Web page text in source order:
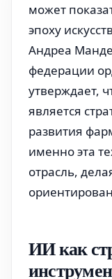
может
эпоху
Андреа
федерации
утверждает,
является
развития
именно эта
отрасль,
ИИ как